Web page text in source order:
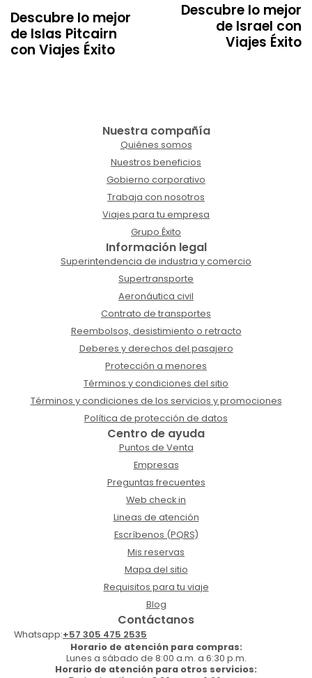
Descubre lo mejor
de Islas Pitcairn
con Viajes Éxito
Descubre lo mejor
de Israel con
Viajes Éxito
Nuestra compañía
Quiénes somos
Nuestros beneficios
Gobierno corporativo
Trabaja con nosotros
Viajes para tu empresa
Grupo Éxito
Información legal
Superintendencia de industria y comercio
Supertransporte
Aeronáutica civil
Contrato de transportes
Reembolsos, desistimiento o retracto
Deberes y derechos del pasajero
Protección a menores
Términos y condiciones del sitio
Términos y condiciones de los servicios y promociones
Política de protección de datos
Centro de ayuda
Puntos de Venta
Empresas
Preguntas frecuentes
Web check in
Lineas de atención
Escríbenos (PQRS)
Mis reservas
Mapa del sitio
Requisitos para tu viaje
Blog
Contáctanos
Whatsapp:+57 305 475 2535
Horario de atención para compras:
Lunes a sábado de 8:00 a.m. a 6:30 p.m.
Horario de atención para otros servicios: